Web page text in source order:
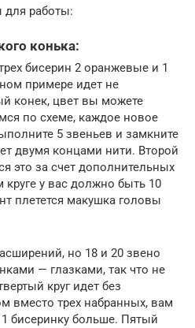
работы:
конька:
бисерин 2 оранжевые и 1
примере идет не
конек, цвет вы можете
по схеме, каждое новое
5 звеньев и замкните
двумя концами нити. Второй
это за счет дополнительных
круге у вас должно быть 10
плетется макушка головы
но 18 и 20 звено
— глазками, так что не
круг идет без
вместо трех набранных, вам
бисеринку больше. Пятый